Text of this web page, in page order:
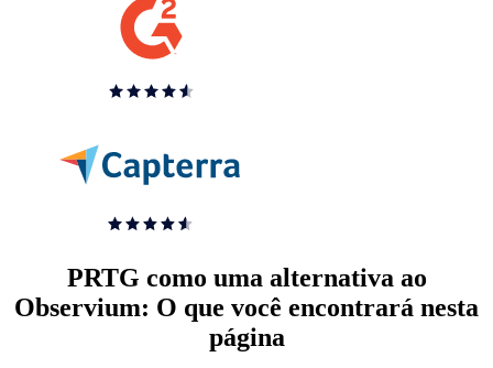
PRTG como uma alternativa ao
Observium: O que você encontrará nesta
página